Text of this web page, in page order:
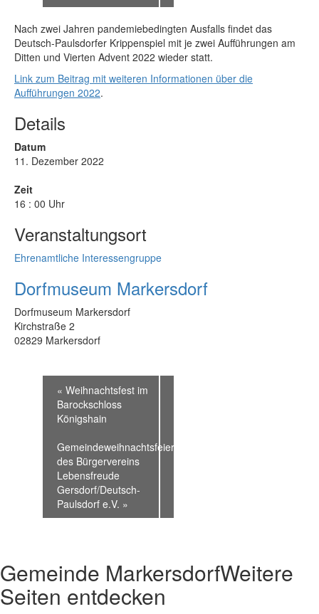
Nach zwei Jahren pandemiebedingten Ausfalls findet das
Deutsch-Paulsdorfer Krippenspiel mit je zwei Aufführungen am
Ditten und Vierten Advent 2022 wieder statt.
Link zum Beitrag mit weiteren Informationen über die
Aufführungen 2022.
Details
Datum
11. Dezember 2022
Zeit
16 : 00 Uhr
Veranstaltungsort
Ehrenamtliche Interessengruppe
Dorfmuseum Markersdorf
Dorfmuseum Markersdorf
Kirchstraße 2
02829 Markersdorf
« Weihnachtsfest im
Barockschloss
Königshain
Gemeindeweihnachtsfeier
des Bürgervereins
Lebensfreude
Gersdorf/Deutsch-
Paulsdorf e.V. »
Gemeinde MarkersdorfWeitere
Seiten entdecken